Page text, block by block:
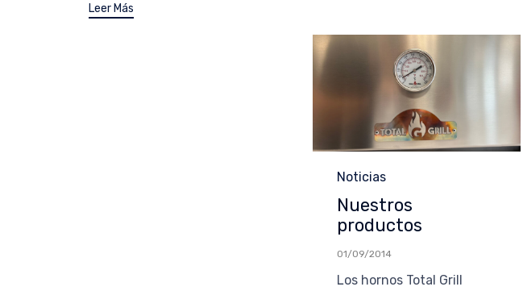
Leer Más
Categoría
Noticias
Nuestros
productos
01/09/2014
Los hornos Total Grill